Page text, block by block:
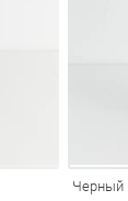
Черный